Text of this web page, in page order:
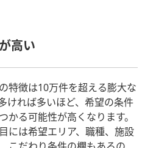
高い
特徴は10万件を超える膨大な
ければ多いほど、希望の条件
かる可能性が高くなります。
には希望エリア、職種、施設